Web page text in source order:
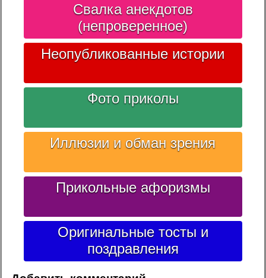
Свалка анекдотов
(непроверенное)
Неопубликованные истории
Фото приколы
Иллюзии и обман зрения
Прикольные афоризмы
Оригинальные тосты и
поздравления